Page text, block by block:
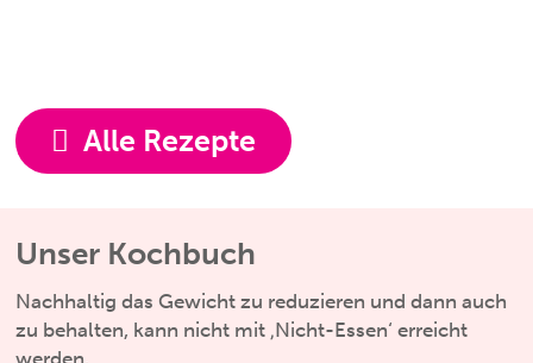
Alle Rezepte
Unser Kochbuch
Nachhaltig das Gewicht zu reduzieren und dann auch
zu behalten, kann nicht mit ‚Nicht-Essen‘ erreicht